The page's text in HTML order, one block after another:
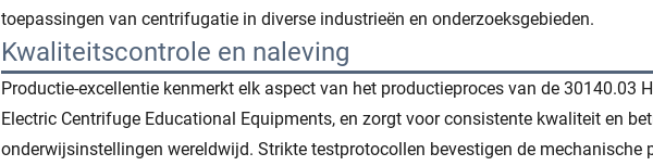
toepassingen van centrifugatie in diverse industrieën en onderzoeksgebieden.
Kwaliteitscontrole en naleving
Productie-excellentie kenmerkt elk aspect van het productieproces van de 30140.03
Electric Centrifuge Educational Equipments, en zorgt voor consistente kwaliteit en
onderwijsinstellingen wereldwijd. Strikte testprotocollen bevestigen de mechanische